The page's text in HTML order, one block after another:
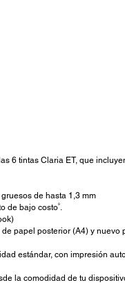
6 tintas Claria ET, que
de hasta 1,3 mm
de bajo costo9.
papel posterior (A4) y nuevo
estándar, con impresión
la comodidad de tu